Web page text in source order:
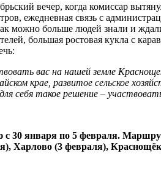
вечер, когда комиссар
ежедневная связь с
можно больше людей знали и
большая ростовая кукла с
вас на нашей земле
крае, развитое сельское
себя такое решение –
с 30 января по 5 февраля.
Харлово (3 февраля),